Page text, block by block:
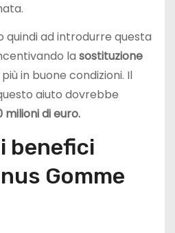
quindi ad introdurre questa
la sostituzione
in buone condizioni. Il
aiuto dovrebbe
milioni di euro.
benefici
Gomme